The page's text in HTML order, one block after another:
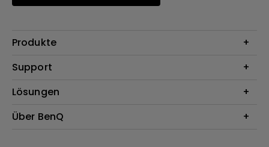
Produkte
Beamer
Lampen
Webcams
Support
Kontakt
Reparaturservice
Lösungen
Für Unternehmen
Über BenQ